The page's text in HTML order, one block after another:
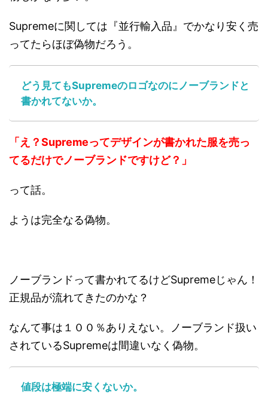
Supremeに関しては『並行輸入品』でかなり安く売
ってたらほぼ偽物だろう。
どう見てもSupremeのロゴなのにノーブランドと
書かれてないか。
「え？Supremeってデザインが書かれた服を売っ
てるだけでノーブランドですけど？」
って話。
ようは完全なる偽物。
ノーブランドって書かれてるけどSupremeじゃん！
正規品が流れてきたのかな？
なんて事は１００％ありえない。ノーブランド扱い
されているSupremeは間違いなく偽物。
値段は極端に安くないか。